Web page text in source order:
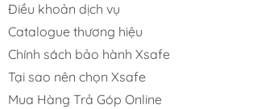
Điều khoản dịch vụ
Catalogue thương hiệu
Chính sách bảo hành Xsafe
Tại sao nên chọn Xsafe
Mua Hàng Trả Góp Online